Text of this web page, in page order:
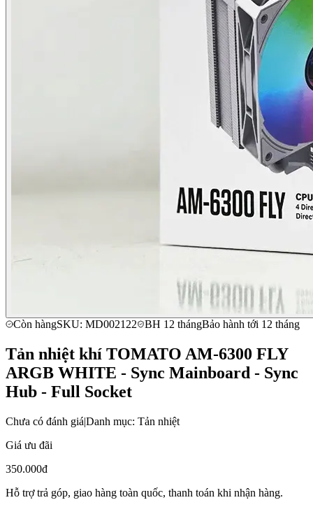
Còn hàngSKU: MD002122 BH 12 thángBảo hành tới 12 tháng
Tản nhiệt khí TOMATO AM-6300 FLY
ARGB WHITE - Sync Mainboard - Sync
Hub - Full Socket
Chưa có đánh giá|Danh mục: Tản nhiệt
Giá ưu đãi
350.000đ
Hỗ trợ trả góp, giao hàng toàn quốc, thanh toán khi nhận hàng.